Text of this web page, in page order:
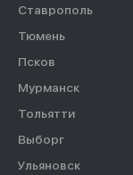
Ставрополь
Тюмень
Псков
Мурманск
Тольятти
Выборг
Ульяновск